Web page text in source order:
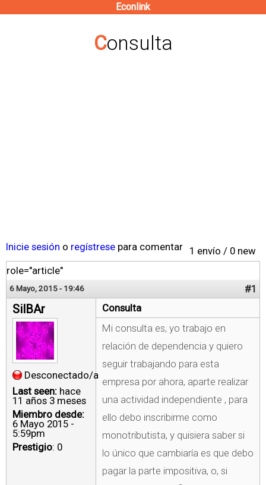
contenido
Econlink
Consulta
1 envío / 0 new
Inicie sesión o regístrese para comentar
role="article"
6 Mayo, 2015 - 19:46 #1
SilBAr
Desconectado/a
Last seen: hace
11 años 3 meses
Miembro desde:
6 Mayo 2015 -
5:59pm
Prestigio: 0
Consulta
Mi consulta es, yo trabajo en
relación de dependencia y quiero
seguir trabajando para esta
empresa por ahora, aparte realizar
una actividad independiente , para
ello debo inscribirme como
monotributista, y quisiera saber si
lo único que cambiaría es que debo
pagar la parte impositiva, o, si